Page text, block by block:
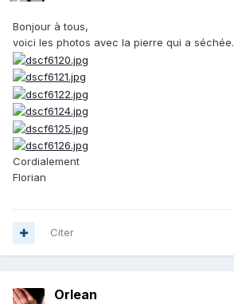
Bonjour à tous,
voici les photos avec la pierre qui a séchée.
Cordialement
Florian
Citer
Orlean